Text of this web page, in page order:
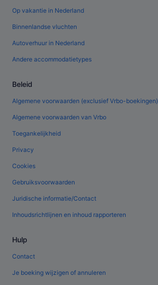
Op vakantie in Nederland
Binnenlandse vluchten
Autoverhuur in Nederland
Andere accommodatietypes
Beleid
Algemene voorwaarden (exclusief Vrbo-boekingen)
Algemene voorwaarden van Vrbo
Toegankelijkheid
Privacy
Cookies
Gebruiksvoorwaarden
Juridische informatie/Contact
Inhoudsrichtlijnen en inhoud rapporteren
Hulp
Contact
Je boeking wijzigen of annuleren